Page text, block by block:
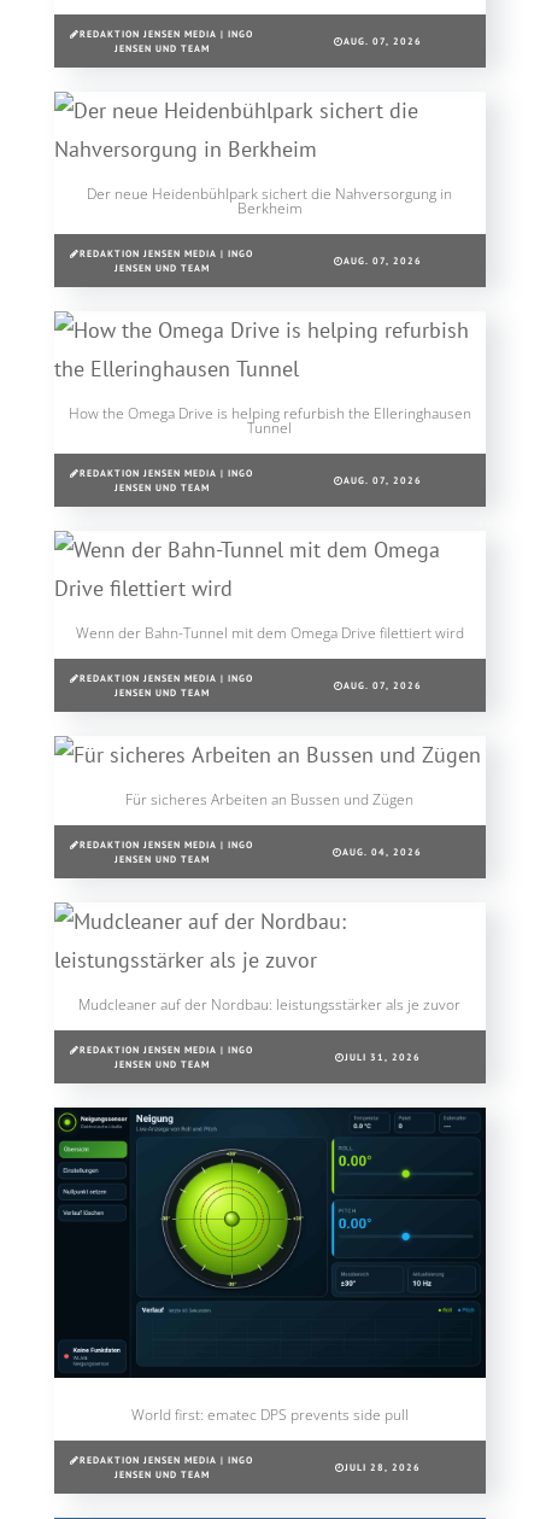
REDAKTION JENSEN MEDIA | INGO
JENSEN UND TEAM
AUG. 07, 2026
Der neue Heidenbühlpark sichert die Nahversorgung in
Berkheim
REDAKTION JENSEN MEDIA | INGO
JENSEN UND TEAM
AUG. 07, 2026
How the Omega Drive is helping refurbish the Elleringhausen
Tunnel
REDAKTION JENSEN MEDIA | INGO
JENSEN UND TEAM
AUG. 07, 2026
Wenn der Bahn-Tunnel mit dem Omega Drive filettiert wird
REDAKTION JENSEN MEDIA | INGO
JENSEN UND TEAM
AUG. 07, 2026
Für sicheres Arbeiten an Bussen und Zügen
REDAKTION JENSEN MEDIA | INGO
JENSEN UND TEAM
AUG. 04, 2026
Mudcleaner auf der Nordbau: leistungsstärker als je zuvor
REDAKTION JENSEN MEDIA | INGO
JENSEN UND TEAM
JULI 31, 2026
World first: ematec DPS prevents side pull
REDAKTION JENSEN MEDIA | INGO
JENSEN UND TEAM
JULI 28, 2026